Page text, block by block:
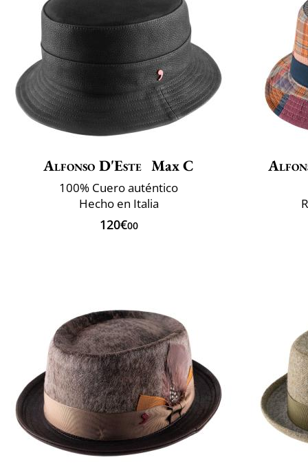
Alfonso D'Este Max C
100% Cuero auténtico
Hecho en Italia
120€00